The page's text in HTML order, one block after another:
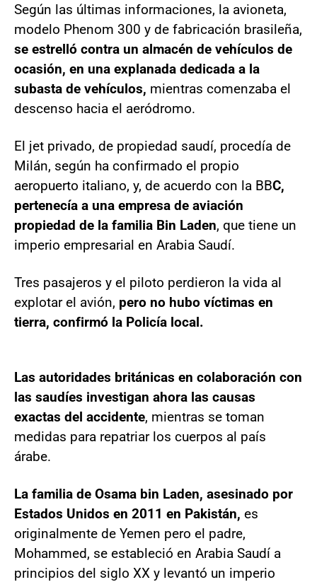
Según las últimas informaciones, la avioneta,
modelo Phenom 300 y de fabricación brasileña,
se estrelló contra un almacén de vehículos de
ocasión, en una explanada dedicada a la
subasta de vehículos, mientras comenzaba el
descenso hacia el aeródromo.
El jet privado, de propiedad saudí, procedía de
Milán, según ha confirmado el propio
aeropuerto italiano, y, de acuerdo con la BBC,
pertenecía a una empresa de aviación
propiedad de la familia Bin Laden, que tiene un
imperio empresarial en Arabia Saudí.
Tres pasajeros y el piloto perdieron la vida al
explotar el avión, pero no hubo víctimas en
tierra, confirmó la Policía local.
Las autoridades británicas en colaboración con
las saudíes investigan ahora las causas
exactas del accidente, mientras se toman
medidas para repatriar los cuerpos al país
árabe.
La familia de Osama bin Laden, asesinado por
Estados Unidos en 2011 en Pakistán, es
originalmente de Yemen pero el padre,
Mohammed, se estableció en Arabia Saudí a
principios del siglo XX y levantó un imperio